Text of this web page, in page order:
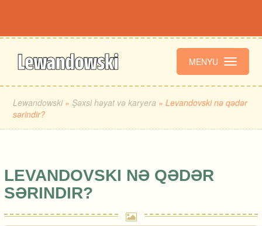
MENYU
Lewandowski»Şəxsi həyat və karyera » Levandovski nə qədər
sərindir?
LEVANDOVSKI NƏ QƏDƏR
SƏRINDIR?